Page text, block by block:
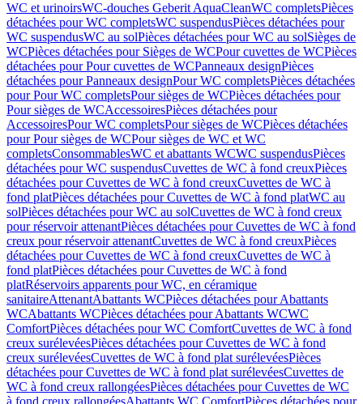
WC et urinoirsWC-douches Geberit AquaCleanWC completsPièces
détachées pour WC completsWC suspendusPièces détachées pour
WC suspendusWC au solPièces détachées pour WC au solSièges de
WCPièces détachées pour Sièges de WCPour cuvettes de WCPièces
détachées pour Pour cuvettes de WCPanneaux designPièces
détachées pour Panneaux designPour WC completsPièces détachées
pour Pour WC completsPour sièges de WCPièces détachées pour
Pour sièges de WCAccessoiresPièces détachées pour
AccessoiresPour WC completsPour sièges de WCPièces détachées
pour Pour sièges de WCPour sièges de WC et WC
completsConsommablesWC et abattants WCWC suspendusPièces
détachées pour WC suspendusCuvettes de WC à fond creuxPièces
détachées pour Cuvettes de WC à fond creuxCuvettes de WC à
fond platPièces détachées pour Cuvettes de WC à fond platWC au
solPièces détachées pour WC au solCuvettes de WC à fond creux
pour réservoir attenantPièces détachées pour Cuvettes de WC à fond
creux pour réservoir attenantCuvettes de WC à fond creuxPièces
détachées pour Cuvettes de WC à fond creuxCuvettes de WC à
fond platPièces détachées pour Cuvettes de WC à fond
platRéservoirs apparents pour WC, en céramique
sanitaireAttenantAbattants WCPièces détachées pour Abattants
WCAbattants WCPièces détachées pour Abattants WCWC
ComfortPièces détachées pour WC ComfortCuvettes de WC à fond
creux surélevéesPièces détachées pour Cuvettes de WC à fond
creux surélevéesCuvettes de WC à fond plat surélevéesPièces
détachées pour Cuvettes de WC à fond plat surélevéesCuvettes de
WC à fond creux rallongéesPièces détachées pour Cuvettes de WC
à fond creux rallongéesAbattants WC ComfortPièces détachées pour